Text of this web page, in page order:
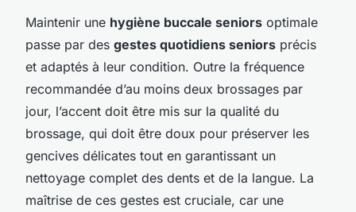
Maintenir une hygiène buccale seniors optimale
passe par des gestes quotidiens seniors précis
et adaptés à leur condition. Outre la fréquence
recommandée d’au moins deux brossages par
jour, l’accent doit être mis sur la qualité du
brossage, qui doit être doux pour préserver les
gencives délicates tout en garantissant un
nettoyage complet des dents et de la langue. La
maîtrise de ces gestes est cruciale, car une